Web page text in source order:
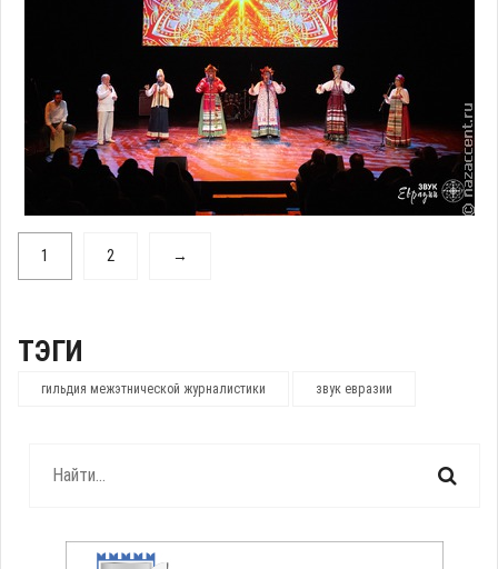
1 2 →
ТЭГИ
гильдия межэтнической журналистики звук евразии